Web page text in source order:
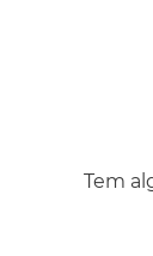
Tem